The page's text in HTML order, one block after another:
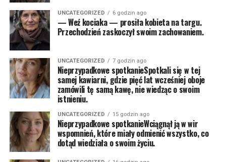
UNCATEGORIZED 6 godzin ago
— Weź kociaka — prosiła kobieta na targu.
Przechodzień zaskoczył swoim zachowaniem.
UNCATEGORIZED 7 godzin ago
Nieprzypadkowe spotkanieSpotkali się w tej
samej kawiarni, gdzie pięć lat wcześniej oboje
zamówili tę samą kawę, nie wiedząc o swoim
istnieniu.
UNCATEGORIZED 15 godzin ago
Nieprzypadkowe spotkanieWciągnął ją w wir
wspomnień, które miały odmienić wszystko, co
dotąd wiedziała o swoim życiu.